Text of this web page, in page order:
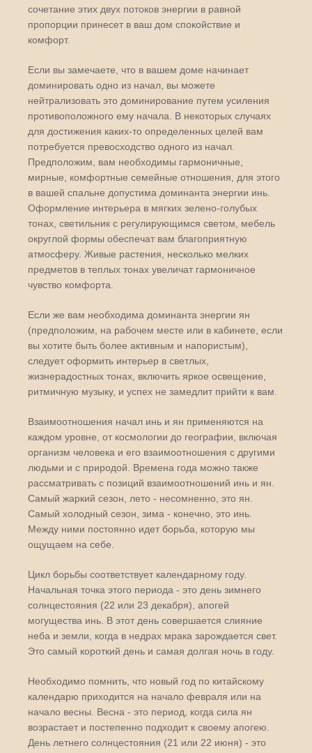
сочетание этих двух потоков энергии в равной
пропорции принесет в ваш дом спокойствие и
комфорт.
Если вы замечаете, что в вашем доме начинает
доминировать одно из начал, вы можете
нейтрализовать это доминирование путем усиления
противоположного ему начала. В некоторых случаях
для достижения каких-то определенных целей вам
потребуется превосходство одного из начал.
Предположим, вам необходимы гармоничные,
мирные, комфортные семейные отношения, для этого
в вашей спальне допустима доминанта энергии инь.
Оформление интерьера в мягких зелено-голубых
тонах, светильник с регулирующимся светом, мебель
округлой формы обеспечат вам благоприятную
атмосферу. Живые растения, несколько мелких
предметов в теплых тонах увеличат гармоничное
чувство комфорта.
Если же вам необходима доминанта энергии ян
(предположим, на рабочем месте или в кабинете, если
вы хотите быть более активным и напористым),
следует оформить интерьер в светлых,
жизнерадостных тонах, включить яркое освещение,
ритмичную музыку, и успех не замедлит прийти к вам.
Взаимоотношения начал инь и ян применяются на
каждом уровне, от космологии до географии, включая
организм человека и его взаимоотношения с другими
людьми и с природой. Времена года можно также
рассматривать с позиций взаимоотношений инь и ян.
Самый жаркий сезон, лето - несомненно, это ян.
Самый холодный сезон, зима - конечно, это инь.
Между ними постоянно идет борьба, которую мы
ощущаем на себе.
Цикл борьбы соответствует календарному году.
Начальная точка этого периода - это день зимнего
солнцестояния (22 или 23 декабря), апогей
могущества инь. В этот день совершается слияние
неба и земли, когда в недрах мрака зарождается свет.
Это самый короткий день и самая долгая ночь в году.
Необходимо помнить, что новый год по китайскому
календарю приходится на начало февраля или на
начало весны. Весна - это период, когда сила ян
возрастает и постепенно подходит к своему апогею.
День летнего солнцестояния (21 или 22 июня) - это